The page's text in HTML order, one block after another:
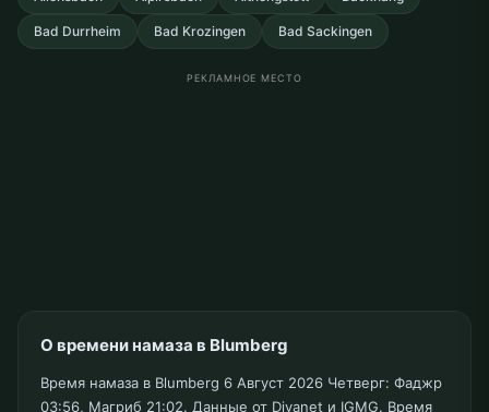
Bad Durrheim Bad Krozingen Bad Sackingen
РЕКЛАМНОЕ МЕСТО
О времени намаза в Blumberg
Время намаза в Blumberg 6 Август 2026 Четверг: Фаджр
03:56, Магриб 21:02. Данные от Diyanet и IGMG. Время